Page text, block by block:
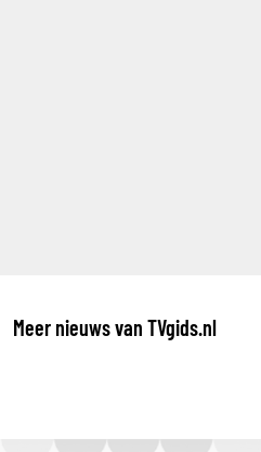
Meer nieuws van TVgids.nl